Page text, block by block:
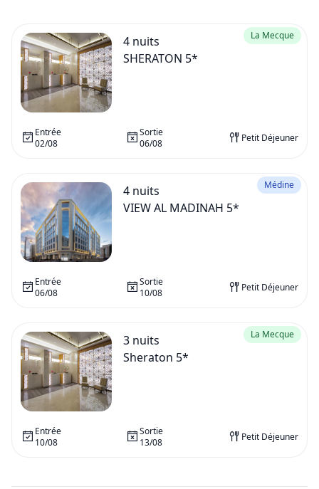
La Mecque
4 nuits
SHERATON 5*
Entrée
02/08
Sortie
06/08
Petit Déjeuner
Médine
4 nuits
VIEW AL MADINAH 5*
Entrée
06/08
Sortie
10/08
Petit Déjeuner
La Mecque
3 nuits
Sheraton 5*
Entrée
10/08
Sortie
13/08
Petit Déjeuner